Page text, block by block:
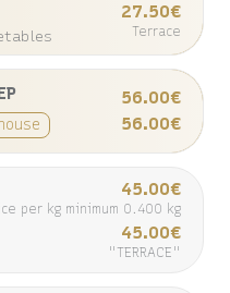
27.50€
Terrace
56.00€
56.00€
45.00€
per kg minimum 0.400 kg
45.00€
"TERRACE"